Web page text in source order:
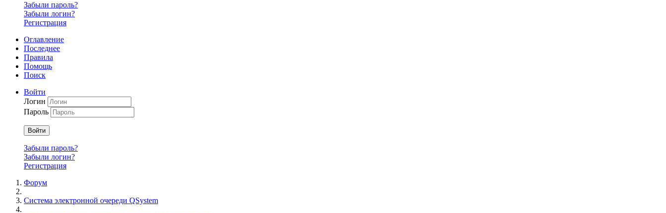
Забыли пароль?
Забыли логин?
Регистрация
Оглавление
Последнее
Правила
Помощь
Поиск
Войти
Логин
Пароль
Войти
Забыли пароль?
Забыли логин?
Регистрация
Форум
Система электронной очереди QSystem